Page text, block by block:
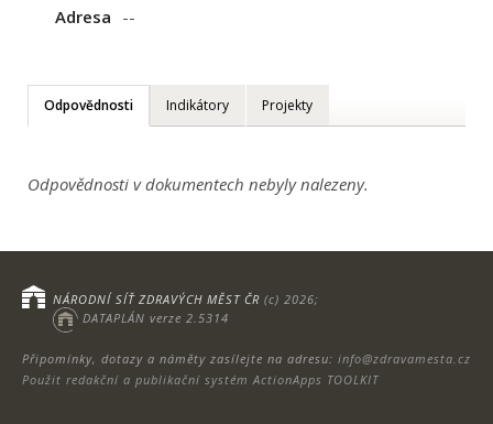
Adresa --
Odpovědnosti Indikátory Projekty
Odpovědnosti v dokumentech nebyly nalezeny.
Připomínky, dotazy a náměty zasílejte na adresu: info@zdravamesta.cz
Použit redakční a publikační systém ActionApps TOOLKIT
NÁRODNÍ SÍŤ ZDRAVÝCH MĚST ČR (c) 2026;
DATAPLÁN verze 2.5314